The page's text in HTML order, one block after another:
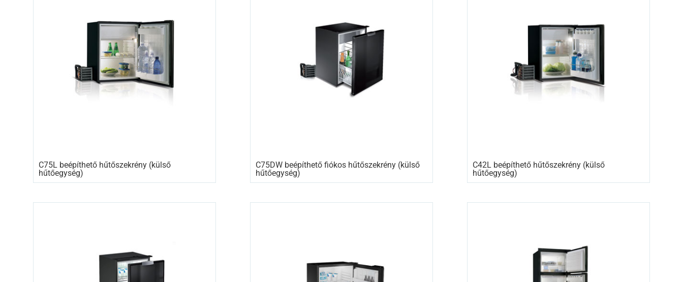
C75L beépíthető hűtőszekrény (külső
hűtőegység)
C75DW beépíthető fiókos hűtőszekrény (külső
hűtőegység)
C42L beépíthető hűtőszekrény (külső
hűtőegység)